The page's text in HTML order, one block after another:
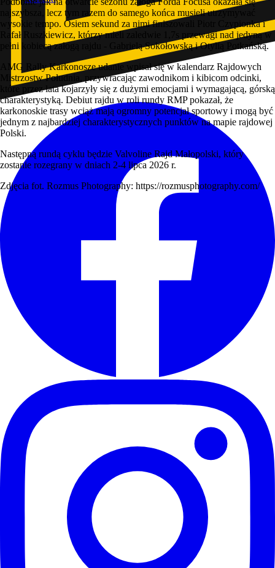
najszybsza, lecz tym razem do samego końca musieli utrzymywać
wysokie tempo. Osiem sekund za nimi finiszowali Piotr Czypionka i
Rafał Ruszkiewicz, którzy mieli zaledwie 1,7s przewagi nad jedyną w
pełni kobiecą załogą rajdu - Gabrielą Sokołowską i Otylią Potkańską.
AMG Rally Karkonosze udanie wpisał się w kalendarz Rajdowych
Mistrzostw Południa, przywracając zawodnikom i kibicom odcinki,
które przez lata kojarzyły się z dużymi emocjami i wymagającą, górską
charakterystyką. Debiut rajdu w roli rundy RMP pokazał, że
karkonoskie trasy wciąż mają ogromny potencjał sportowy i mogą być
jednym z najbardziej charakterystycznych punktów na mapie rajdowej
Polski.
Następną rundą cyklu będzie Valvoline Rajd Małopolski, który
zostanie rozegrany w dniach 2-4 lipca 2026 r.
Zdjęcia fot. Rozmus Photography: https://rozmusphotography.com/